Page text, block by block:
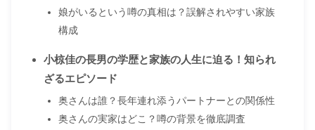
娘がいるという噂の真相は？誤解されやすい家族
構成
小椋佳の長男の学歴と家族の人生に迫る！知られ
ざるエピソード
奥さんは誰？長年連れ添うパートナーとの関係性
奥さんの実家はどこ？噂の背景を徹底調査